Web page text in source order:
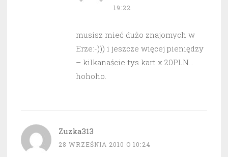
19:22
musisz mieć dużo znajomych w
Erze:-))) i jeszcze więcej pieniędzy
– kilkanaście tys kart x 20PLN…
hohoho.
Zuzka313
28 WRZEŚNIA 2010 O 10:24